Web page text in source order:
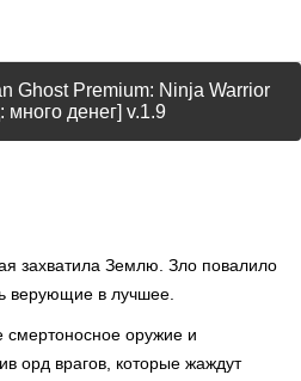
Ghost Premium: Ninja Warrior
много денег] v.1.9
захватила Землю. Зло повалило
верующие в лучшее.
смертоносное оружие и
орд врагов, которые жаждут